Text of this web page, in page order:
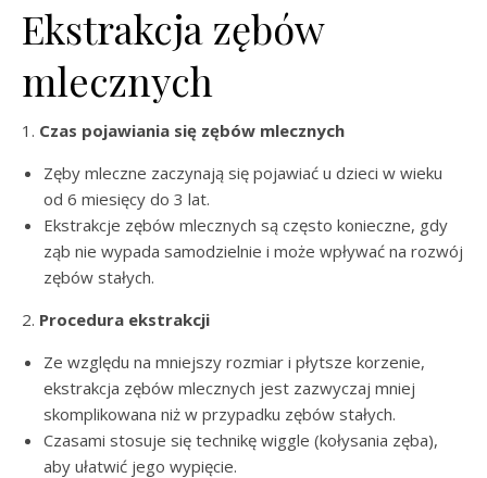
Ekstrakcja zębów
mlecznych
1. Czas pojawiania się zębów mlecznych
Zęby mleczne zaczynają się pojawiać u dzieci w wieku
od 6 miesięcy do 3 lat.
Ekstrakcje zębów mlecznych są często konieczne, gdy
ząb nie wypada samodzielnie i może wpływać na rozwój
zębów stałych.
2. Procedura ekstrakcji
Ze względu na mniejszy rozmiar i płytsze korzenie,
ekstrakcja zębów mlecznych jest zazwyczaj mniej
skomplikowana niż w przypadku zębów stałych.
Czasami stosuje się technikę wiggle (kołysania zęba),
aby ułatwić jego wypięcie.